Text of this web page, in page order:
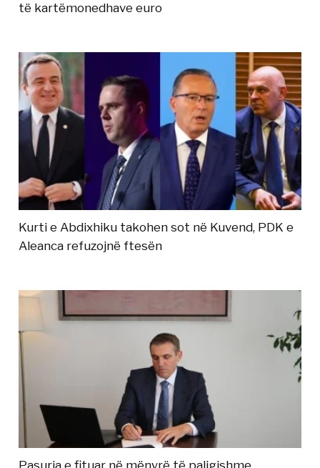
të kartëmonedhave euro
Kurti e Abdixhiku takohen sot në Kuvend, PDK e
Aleanca refuzojnë ftesën
Pasuria e fituar në mënyrë të paligjshme,